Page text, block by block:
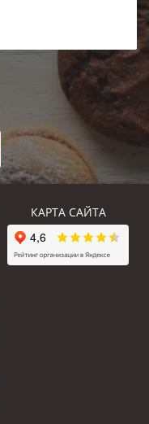
КАРТА САЙТА